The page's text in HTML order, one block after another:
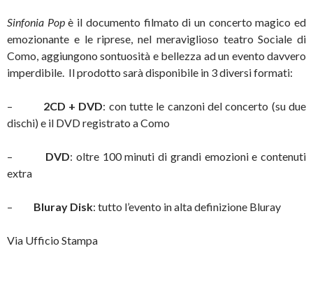
Sinfonia Popè il documento filmato di un concerto magico ed
emozionante e le riprese, nel meraviglioso teatro Sociale di
Como, aggiungono sontuosità e bellezza ad un evento davvero
imperdibile. Il prodotto sarà disponibile in 3 diversi formati:
– 2CD + DVD: con tutte le canzoni del concerto (su due
dischi) e il DVD registrato a Como
– DVD: oltre 100 minuti di grandi emozioni e contenuti
extra
– Bluray Disk: tutto l’evento in alta definizione Bluray
Via Ufficio Stampa